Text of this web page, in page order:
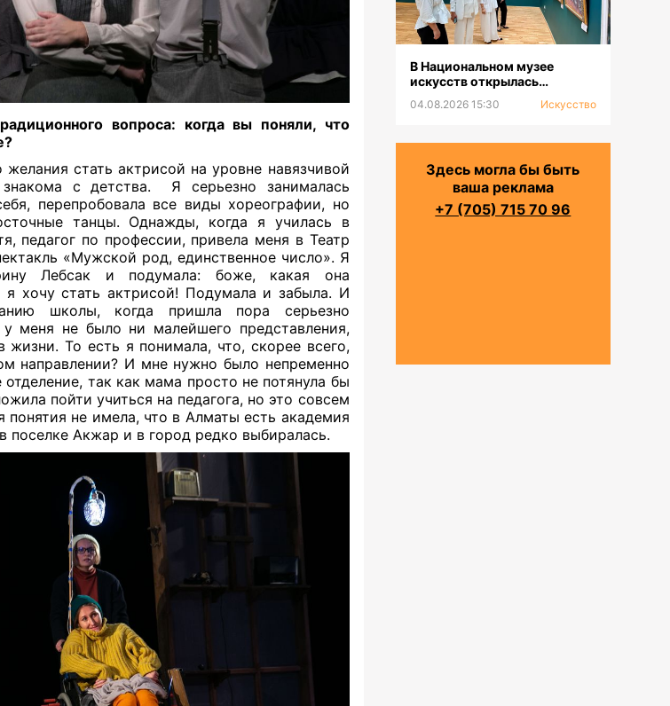
вопроса: когда вы поняли, что
стать актрисой на уровне навязчивой
с детства.
Я серьезно занималась
перепробовала все виды хореографии, но
танцы. Однажды, когда я училась в
педагог по профессии, привела меня в Театр
«Мужской род, единственное число». Я
Лебсак и подумала: боже, какая она
я хочу стать актрисой! Подумала и забыла. И
школы, когда пришла пора серьезно
меня не было ни малейшего представления,
жизни. То есть я понимала, что, скорее всего,
направлении? И мне нужно было непременно
так как мама просто не потянула бы
пойти учиться на педагога, но это совсем
понятия не имела, что в Алматы есть академия
поселке Акжар и в город редко выбиралась.
В Национальном музее
искусств открылась
Романова
04.08.2026 15:30 Искусство
Здесь могла бы быть
ваша реклама
+7 (705) 715 70 96